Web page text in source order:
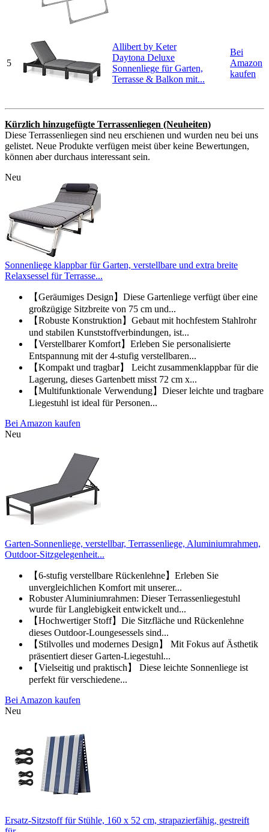
5
Allibert by Keter
Daytona Deluxe
Sonnenliege für Garten,
Terrasse & Balkon mit...
Bei
Amazon
kaufen
Kürzlich hinzugefügte Terrassenliegen (Neuheiten)
Diese Terrassenliegen sind neu erschienen und wurden neu bei uns
gelistet. Neue Produkte verfügen meist über keine Bewertungen,
können aber durchaus interessant sein.
Neu
Sonnenliege klappbar für Garten, verstellbare und extra breite
Relaxsessel für Terrasse...
【Geräumiges Design】Diese Gartenliege verfügt über eine
großzügige Sitzbreite von 75 cm und...
【Robuste Konstruktion】Gebaut mit hochfestem Stahlrohr
und stabilen Kunststoffverbindungen, ist...
【Verstellbarer Komfort】Erleben Sie personalisierte
Entspannung mit der 4-stufig verstellbaren...
【Kompakt und tragbar】 Leicht zusammenklappbar für die
Lagerung, dieses Gartenbett misst 72 cm x...
【Multifunktionale Verwendung】Dieser leichte und tragbare
Liegestuhl ist ideal für Personen...
Bei Amazon kaufen
Neu
Garten-Sonnenliege, verstellbar, Terrassenliege, Aluminiumrahmen,
Outdoor-Sitzgelegenheit...
【6-stufig verstellbare Rückenlehne】Erleben Sie
unvergleichlichen Komfort mit unserer...
Robuster Aluminiumrahmen: Dieser Terrassenliegestuhl
wurde für Langlebigkeit entwickelt und...
【Hochwertiger Stoff】Die Sitzfläche und Rückenlehne
dieses Outdoor-Loungesessels sind...
【Stilvolles und modernes Design】 Mit Fokus auf Ästhetik
präsentiert dieser Garten-Liegestuhl...
【Vielseitig und praktisch】 Diese leichte Sonnenliege ist
perfekt für verschiedene...
Bei Amazon kaufen
Neu
Ersatz-Sitzstoff für Stühle, 160 x 52 cm, strapazierfähig, gestreift